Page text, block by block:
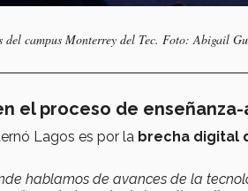
campus Monterrey del Tec. Foto: Abigail
el proceso de
Lagos es por la brecha digital
hablamos de avances de la